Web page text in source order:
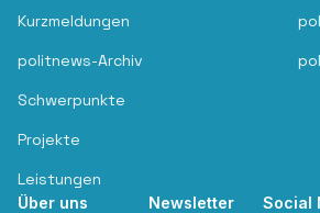
Kurzmeldungen
politnews-Archiv
Schwerpunkte
Projekte
Leistungen
Über uns Newsletter Social